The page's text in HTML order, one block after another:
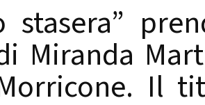
stasera”
Miranda
Il